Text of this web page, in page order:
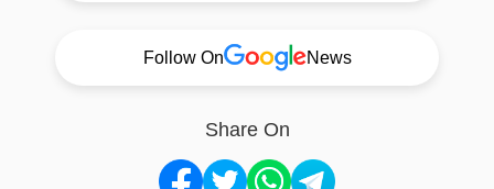
Follow On News
Share On